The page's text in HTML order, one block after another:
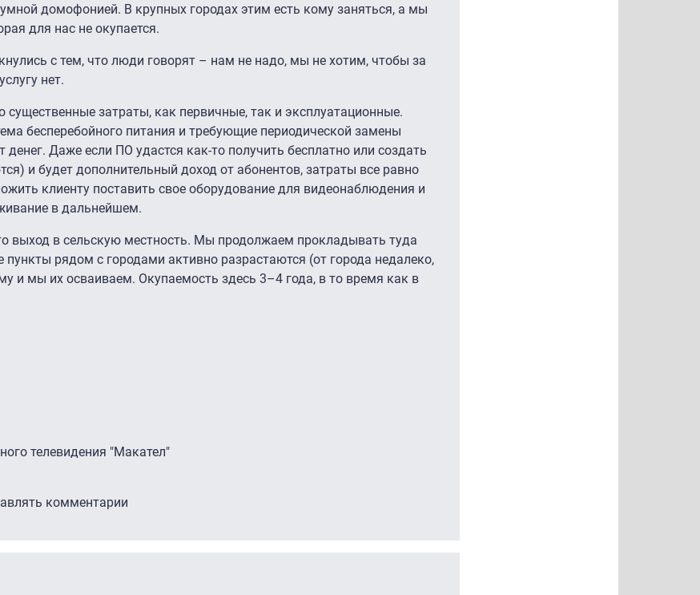
домофонией. В крупных городах этим есть кому заняться, а мы
для нас не окупается.
с тем, что люди говорят – нам не надо, мы не хотим, чтобы за
нет.
затраты, как первичные, так и эксплуатационные.
бесперебойного питания и требующие периодической замены
Даже если ПО удастся как-то получить бесплатно или создать
и будет дополнительный доход от абонентов, затраты все равно
клиенту поставить свое оборудование для видеонаблюдения и
в дальнейшем.
выход в сельскую местность. Мы продолжаем прокладывать туда
пункты рядом с городами активно разрастаются (от города недалеко,
и мы их осваиваем. Окупаемость здесь 3–4 года, в то время как в
телевидения "Макател"
комментарии